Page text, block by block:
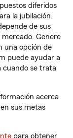
diferidos
la jubilación.
de sus
Genere
una opción de
puede ayudar a
cuando se trata
acerca
sus metas
para obtener